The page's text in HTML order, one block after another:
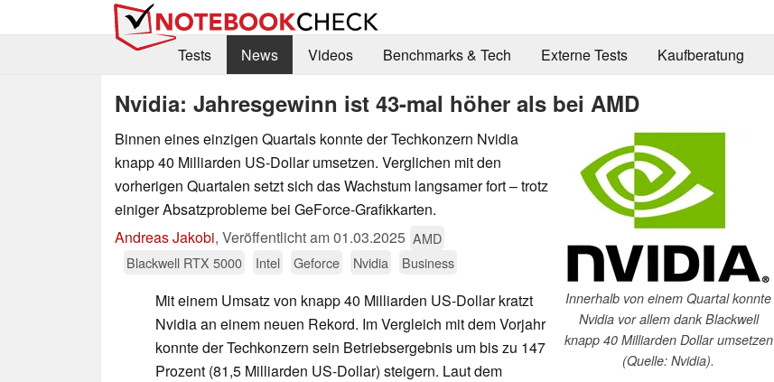
Tests
News Videos Benchmarks & Tech Externe Tests Kaufberatung
Nvidia: Jahresgewinn ist 43-mal höher als bei AMD
Innerhalb von einem Quartal konnte
Nvidia vor allem dank Blackwell
knapp 40 Milliarden Dollar umsetzen
(Quelle: Nvidia).
Binnen eines einzigen Quartals konnte der Techkonzern Nvidia
knapp 40 Milliarden US-Dollar umsetzen. Verglichen mit den
vorherigen Quartalen setzt sich das Wachstum langsamer fort – trotz
einiger Absatzprobleme bei GeForce-Grafikkarten.
Andreas Jakobi, Veröffentlicht am01.03.2025 AMD
Blackwell RTX 5000
Intel Geforce Nvidia Business
Mit einem Umsatz von knapp 40 Milliarden US-Dollar kratzt
Nvidia an einem neuen Rekord. Im Vergleich mit dem Vorjahr
konnte der Techkonzern sein Betriebsergebnis um bis zu 147
Prozent (81,5 Milliarden US-Dollar) steigern. Laut dem